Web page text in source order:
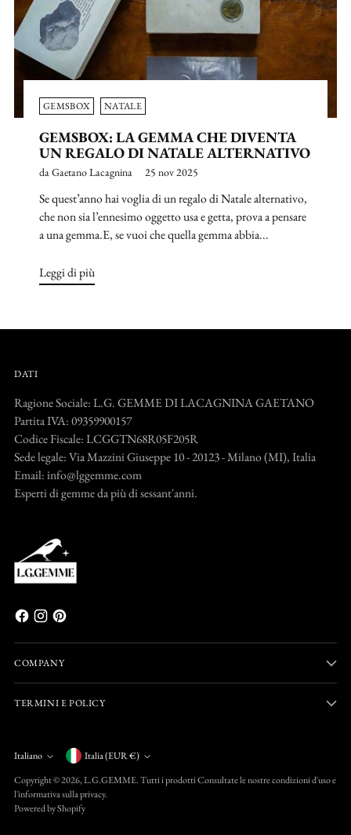
GEMSBOX NATALE
GEMSBOX: LA GEMMA CHE DIVENTA
UN REGALO DI NATALE ALTERNATIVO
da Gaetano Lacagnina 25 nov 2025
Se quest’anno hai voglia di un regalo di Natale alternativo,
che non sia l’ennesimo oggetto usa e getta, prova a pensare
a una gemma.E, se vuoi che quella gemma abbia...
Leggi di più
DATI
Ragione Sociale: L.G. GEMME DI LACAGNINA GAETANO
Partita IVA: 09359900157
Codice Fiscale: LCGGTN68R05F205R
Sede legale: Via Mazzini Giuseppe 10 - 20123 - Milano (MI), Italia
Email: info@lggemme.com
Esperti di gemme da più di sessant'anni.
COMPANY
TERMINI E POLICY
Lingua
Italiano Valuta
Italia (EUR €)
Copyright © 2026,L.G.GEMME. Tutti i prodotti Consultate le nostre condizioni d'uso e
l'informativa sulla privacy.
Powered by Shopify